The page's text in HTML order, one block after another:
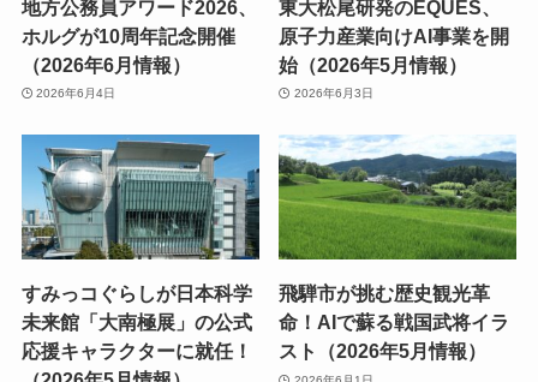
地方公務員アワード2026、
ホルグが10周年記念開催
（2026年6月情報）
2026年6月4日
東大松尾研発のEQUES、
原子力産業向けAI事業を開
始（2026年5月情報）
2026年6月3日
すみっコぐらしが日本科学
未来館「大南極展」の公式
応援キャラクターに就任！
飛騨市が挑む歴史観光革
命！AIで蘇る戦国武将イラ
スト（2026年5月情報）